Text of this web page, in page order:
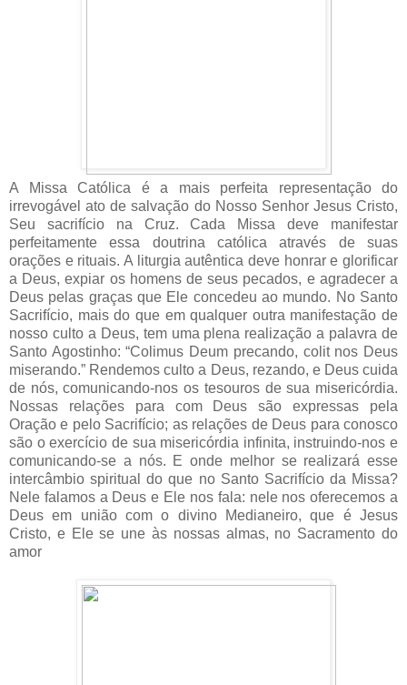
A Missa Católica é a mais perfeita representação do
irrevogável ato de salvação do Nosso Senhor Jesus Cristo,
Seu sacrifício na Cruz. Cada Missa deve manifestar
perfeitamente essa doutrina católica através de suas
orações e rituais. A liturgia autêntica deve honrar e glorificar
a Deus, expiar os homens de seus pecados, e agradecer a
Deus pelas graças que Ele concedeu ao mundo. No Santo
Sacrifício, mais do que em qualquer outra manifestação de
nosso culto a Deus, tem uma plena realização a palavra de
Santo Agostinho: “Colimus Deum precando, colit nos Deus
miserando.” Rendemos culto a Deus, rezando, e Deus cuida
de nós, comunicando-nos os tesouros de sua misericórdia.
Nossas relações para com Deus são expressas pela
Oração e pelo Sacrifício; as relações de Deus para conosco
são o exercício de sua misericórdia infinita, instruindo-nos e
comunicando-se a nós. E onde melhor se realizará esse
intercâmbio spiritual do que no Santo Sacrifício da Missa?
Nele falamos a Deus e Ele nos fala: nele nos oferecemos a
Deus em união com o divino Medianeiro, que é Jesus
Cristo, e Ele se une às nossas almas, no Sacramento do
amor